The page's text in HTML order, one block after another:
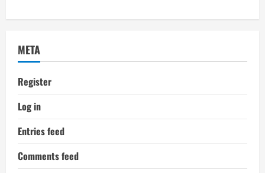
META
Register
Log in
Entries feed
Comments feed